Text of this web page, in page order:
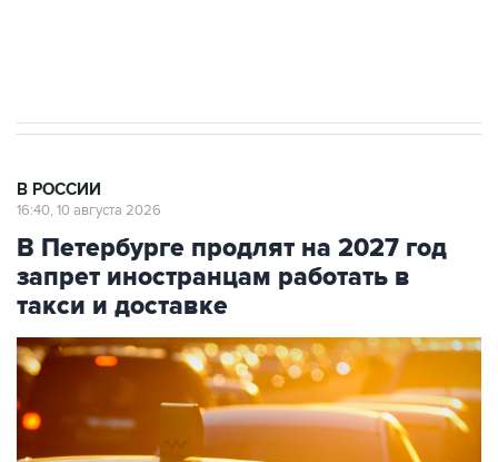
В РОССИИ
16:40, 10 августа 2026
В Петербурге продлят на 2027 год
запрет иностранцам работать в
такси и доставке